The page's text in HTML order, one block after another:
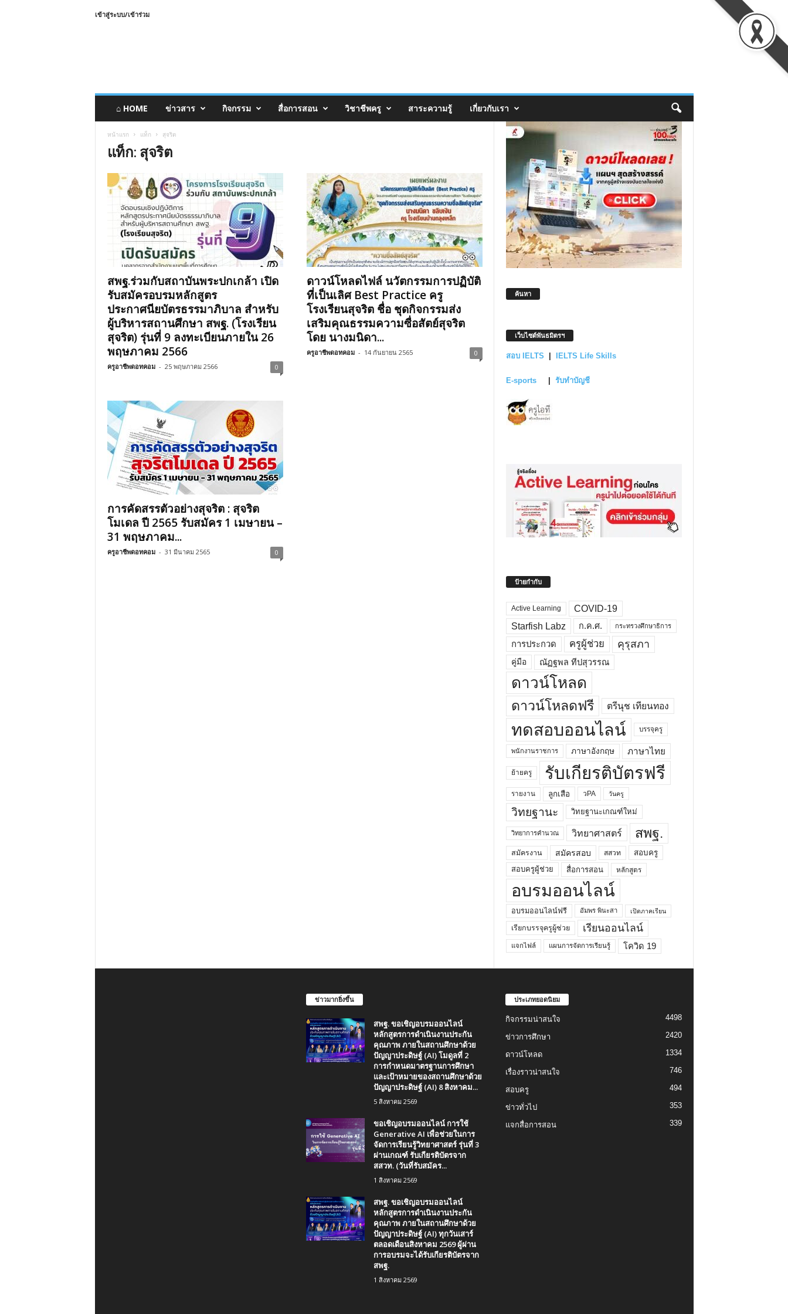
เข้าสู่ระบบ/เข้าร่วม
⌂ HOME ข่าวสาร กิจกรรม สื่อการสอน วิชาชีพครู สาระความรู้ เกี่ยวกับเรา
หน้าแรก แท็ก สุจริต
แท็ก: สุจริต
สพฐ.ร่วมกับสถาบันพระปกเกล้า เปิด
รับสมัครอบรมหลักสูตร
ประกาศนียบัตรธรรมาภิบาล สำหรับ
ผู้บริหารสถานศึกษา สพฐ. (โรงเรียน
สุจริต) รุ่นที่ 9 ลงทะเบียนภายใน 26
พฤษภาคม 2566
ครูอาชีพดอทคอม - 25 พฤษภาคม 2566 0
ดาวน์โหลดไฟล์ นวัตกรรมการปฏิบัติ
ที่เป็นเลิศ Best Practice ครู
โรงเรียนสุจริต ชื่อ ชุดกิจกรรมส่ง
เสริมคุณธรรมความซื่อสัตย์สุจริต
โดย นางมนิดา...
ครูอาชีพดอทคอม - 14 กันยายน 2565 0
การคัดสรรตัวอย่างสุจริต : สุจริต
โมเดล ปี 2565 รับสมัคร 1 เมษายน –
31 พฤษภาคม...
ครูอาชีพดอทคอม - 31 มีนาคม 2565 0
ค้นหา
เว็บไซต์พันธมิตรฯ
สอบ IELTS IELTS Life Skills
E-sports รับทำบัญชี
ป้ายกำกับ
Active Learning
COVID-19
Starfish Labz
ก.ค.ศ. กระทรวงศึกษาธิการ
การประกวด ครูผู้ช่วย คุรุสภา
คู่มือ ณัฏฐพล ทีปสุวรรณ
ดาวน์โหลด
ดาวน์โหลดฟรี ตรีนุช เทียนทอง
ทดสอบออนไลน์ บรรจุครู
พนักงานราชการ ภาษาอังกฤษ ภาษาไทย
ย้ายครู รับเกียรติบัตรฟรี
รายงาน ลูกเสือ วPA วันครู
วิทยฐานะ วิทยฐานะเกณฑ์ใหม่
วิทยาการคำนวณ วิทยาศาสตร์ สพฐ.
สมัครงาน สมัครสอบ สสวท
สอบครู
สอบครูผู้ช่วย
สื่อการสอน หลักสูตร
อบรมออนไลน์
อบรมออนไลน์ฟรี อัมพร พินะสา เปิดภาคเรียน
เรียกบรรจุครูผู้ช่วย เรียนออนไลน์
แจกไฟล์ แผนการจัดการเรียนรู้ โควิด 19
ข่าวมากยิ่งขึ้น
สพฐ. ขอเชิญอบรมออนไลน์
หลักสูตรการดำเนินงานประกัน
คุณภาพ ภายในสถานศึกษาด้วย
ปัญญาประดิษฐ์ (AI) โมดูลที่ 2
การกำหนดมาตรฐานการศึกษา
และเป้าหมายของสถานศึกษาด้วย
ปัญญาประดิษฐ์ (AI) 8 สิงหาคม...
5 สิงหาคม 2569
ขอเชิญอบรมออนไลน์ การใช้
Generative AI เพื่อช่วยในการ
จัดการเรียนรู้วิทยาศาสตร์ รุ่นที่ 3
ผ่านเกณฑ์ รับเกียรติบัตรจาก
สสวท. (วันที่รับสมัคร...
1 สิงหาคม 2569
สพฐ. ขอเชิญอบรมออนไลน์
หลักสูตรการดำเนินงานประกัน
คุณภาพ ภายในสถานศึกษาด้วย
ปัญญาประดิษฐ์ (AI) ทุกวันเสาร์
ตลอดเดือนสิงหาคม 2569 ผู้ผ่าน
การอบรมจะได้รับเกียรติบัตรจาก
สพฐ.
1 สิงหาคม 2569
ประเภทยอดนิยม
กิจกรรมน่าสนใจ 4498
ข่าวการศึกษา 2420
ดาวน์โหลด 1334
เรื่องราวน่าสนใจ 746
สอบครู 494
ข่าวทั่วไป 353
แจกสื่อการสอน 339